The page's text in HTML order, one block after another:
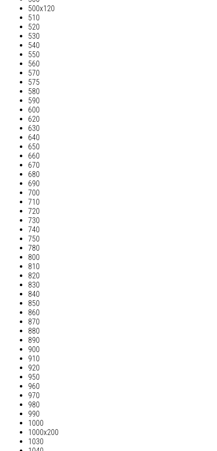
500х120
510
520
530
540
550
560
570
575
580
590
600
620
630
640
650
660
670
680
690
700
710
720
730
740
750
780
800
810
820
830
840
850
860
870
880
890
900
910
920
950
960
970
980
990
1000
1000х200
1030